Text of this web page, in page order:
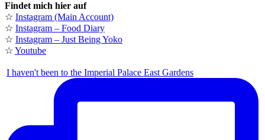
Findet mich hier auf
☆ Instagram (Main Account)
☆ Instagram – Food Diary
☆ Instagram – Just Being Yoko
☆ Youtube
I haven't been to the Imperial Palace East Gardens